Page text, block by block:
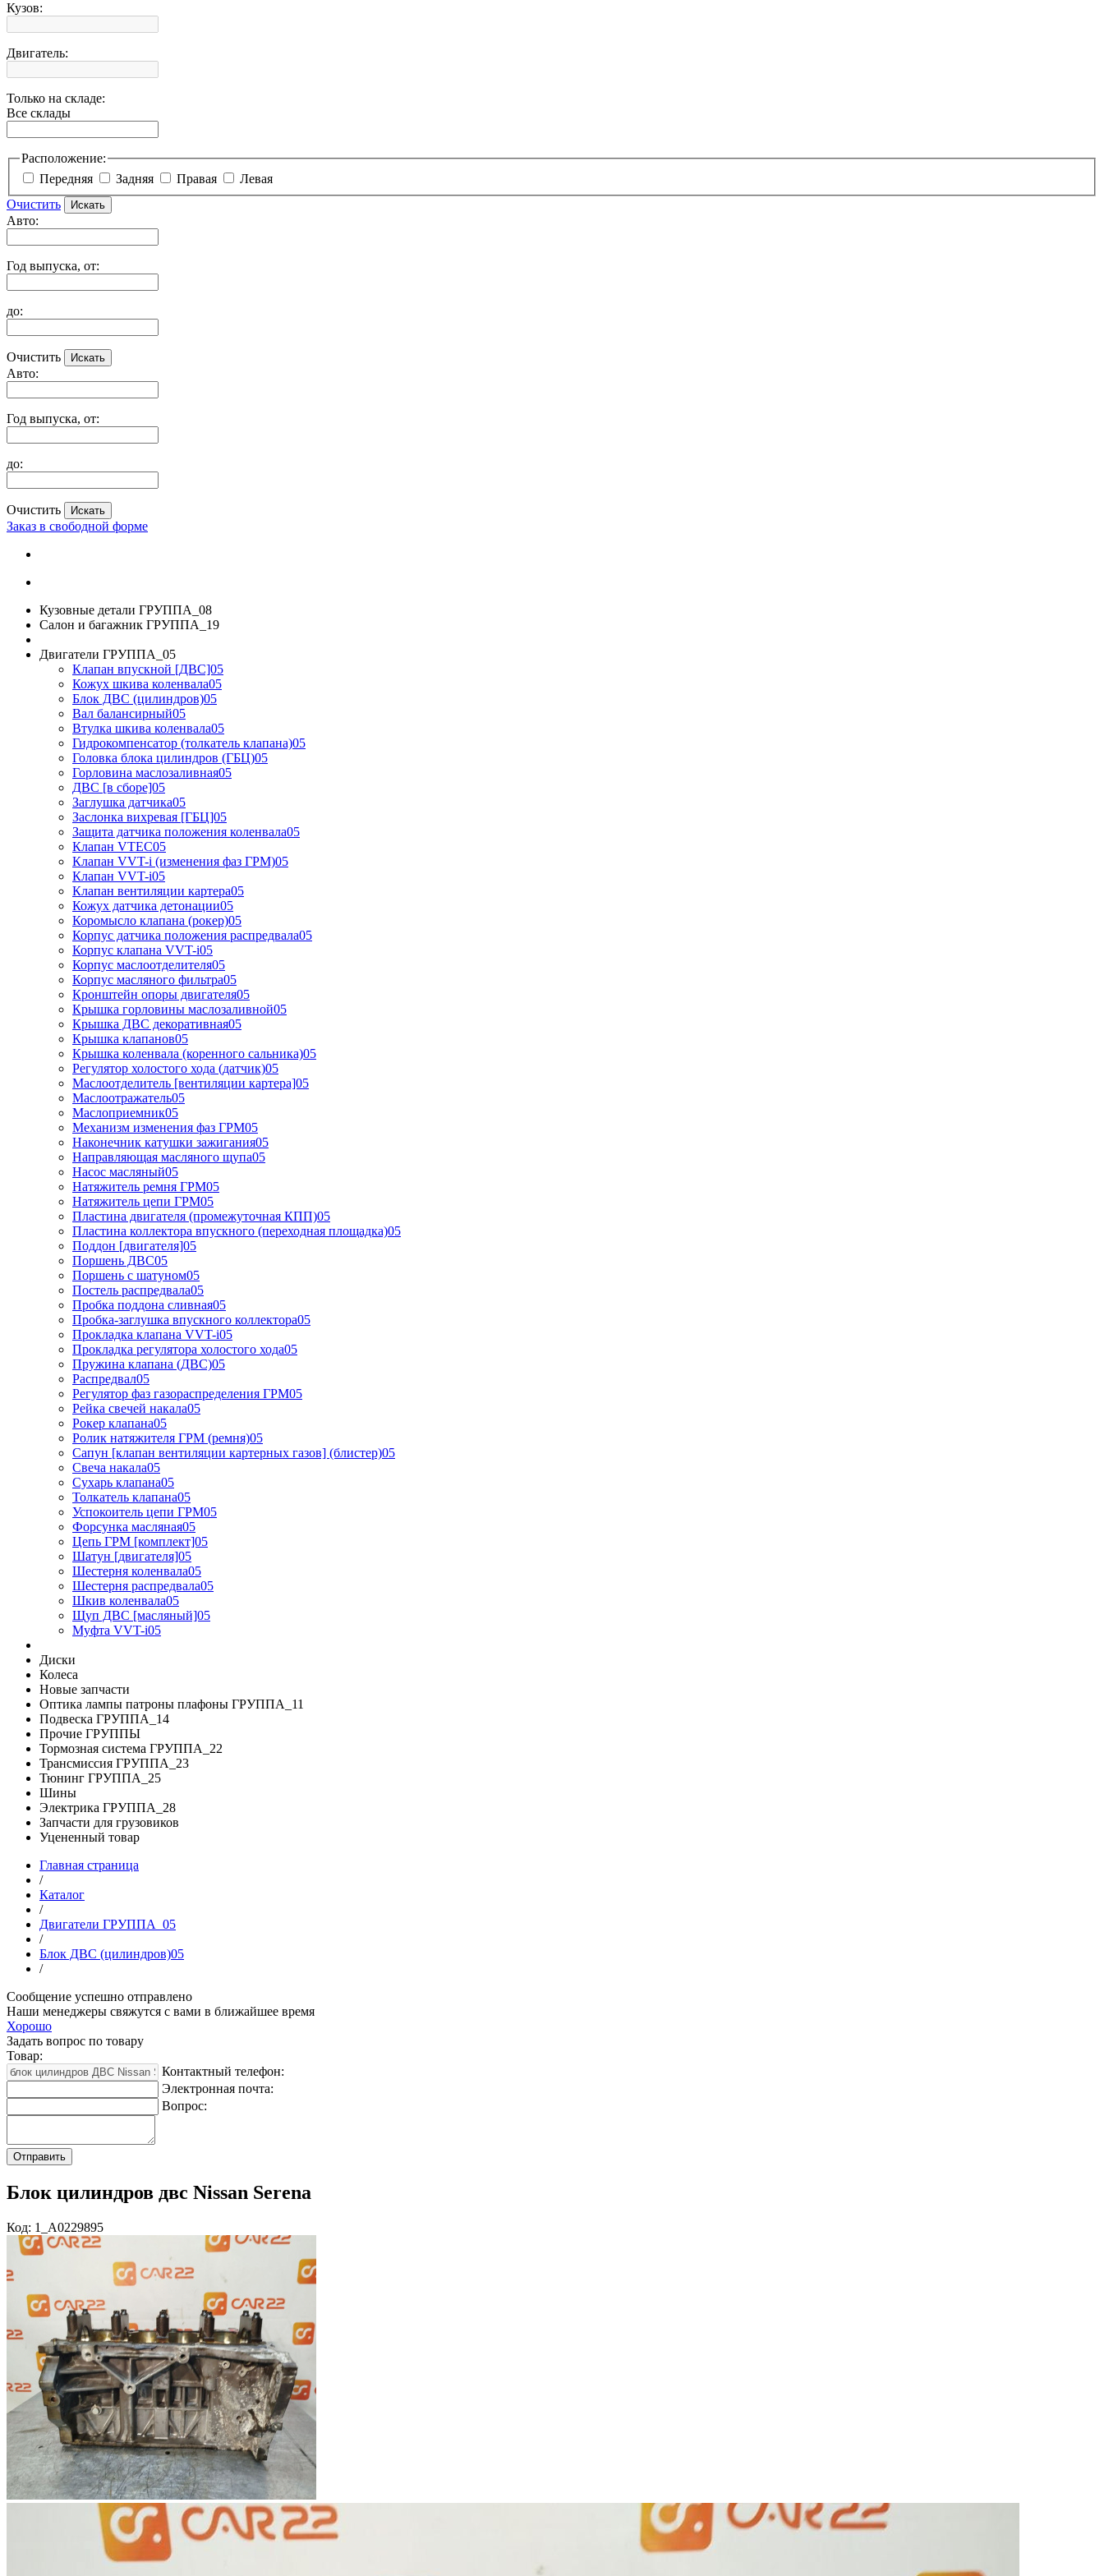
Кузов:
Двигатель:
Только на складе:
Все склады
Расположение:
Передняя
Задняя Правая
Левая
Очистить
Авто:
Год выпуска, от:
до:
Очистить
Авто:
Год выпуска, от:
до:
Очистить
Заказ в свободной форме
Кузовные детали ГРУППА_08
Салон и багажник ГРУППА_19
Двигатели ГРУППА_05
Клапан впускной [ДВС]05
Кожух шкива коленвала05
Блок ДВС (цилиндров)05
Вал балансирный05
Втулка шкива коленвала05
Гидрокомпенсатор (толкатель клапана)05
Головка блока цилиндров (ГБЦ)05
Горловина маслозаливная05
ДВС [в сборе]05
Заглушка датчика05
Заслонка вихревая [ГБЦ]05
Защита датчика положения коленвала05
Клапан VTEC05
Клапан VVT-i (изменения фаз ГРМ)05
Клапан VVT-i05
Клапан вентиляции картера05
Кожух датчика детонации05
Коромысло клапана (рокер)05
Корпус датчика положения распредвала05
Корпус клапана VVT-i05
Корпус маслоотделителя05
Корпус масляного фильтра05
Кронштейн опоры двигателя05
Крышка горловины маслозаливной05
Крышка ДВС декоративная05
Крышка клапанов05
Крышка коленвала (коренного сальника)05
Регулятор холостого хода (датчик)05
Маслоотделитель [вентиляции картера]05
Маслоотражатель05
Маслоприемник05
Механизм изменения фаз ГРМ05
Наконечник катушки зажигания05
Направляющая масляного щупа05
Насос масляный05
Натяжитель ремня ГРМ05
Натяжитель цепи ГРМ05
Пластина двигателя (промежуточная КПП)05
Пластина коллектора впускного (переходная площадка)05
Поддон [двигателя]05
Поршень ДВС05
Поршень с шатуном05
Постель распредвала05
Пробка поддона сливная05
Пробка-заглушка впускного коллектора05
Прокладка клапана VVT-i05
Прокладка регулятора холостого хода05
Пружина клапана (ДВС)05
Распредвал05
Регулятор фаз газораспределения ГРМ05
Рейка свечей накала05
Рокер клапана05
Ролик натяжителя ГРМ (ремня)05
Сапун [клапан вентиляции картерных газов] (блистер)05
Свеча накала05
Сухарь клапана05
Толкатель клапана05
Успокоитель цепи ГРМ05
Форсунка масляная05
Цепь ГРМ [комплект]05
Шатун [двигателя]05
Шестерня коленвала05
Шестерня распредвала05
Шкив коленвала05
Щуп ДВС [масляный]05
Муфта VVT-i05
Диски
Колеса
Новые запчасти
Оптика лампы патроны плафоны ГРУППА_11
Подвеска ГРУППА_14
Прочие ГРУППЫ
Тормозная система ГРУППА_22
Трансмиссия ГРУППА_23
Тюнинг ГРУППА_25
Шины
Электрика ГРУППА_28
Запчасти для грузовиков
Уцененный товар
Главная страница
/
Каталог
/
Двигатели ГРУППА_05
/
Блок ДВС (цилиндров)05
/
Сообщение успешно отправлено
Наши менеджеры свяжутся с вами в ближайшее время
Хорошо
Задать вопрос по товару
Товар:
Контактный телефон:
Электронная почта:
Вопрос:
Блок цилиндров двс Nissan Serena
Код: 1_A0229895